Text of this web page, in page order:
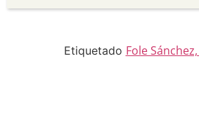
distribuír o material
legalmente impidan a outros
licenza permite.
Etiquetado Fole